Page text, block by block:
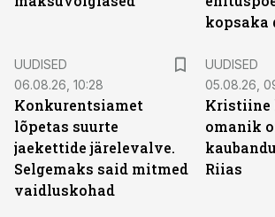
kopsaka
UUDISED
06.08.26, 10:28
Konkurentsiamet
lõpetas suurte
jaekettide järelevalve.
Selgemaks said mitmed
vaidluskohad
UUDISED
05.08.26,
Kristiine
omanik
Riias